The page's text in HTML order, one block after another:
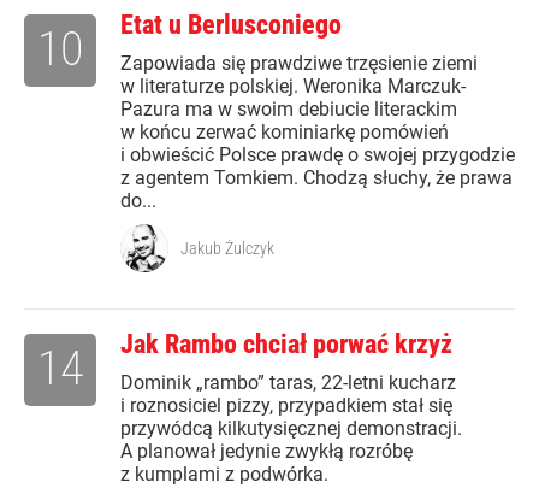
Etat u Berlusconiego
Zapowiada się prawdziwe trzęsienie ziemi
w literaturze polskiej. Weronika Marczuk-
Pazura ma w swoim debiucie literackim
w końcu zerwać kominiarkę pomówień
i obwieścić Polsce prawdę o swojej przygodzie
z agentem Tomkiem. Chodzą słuchy, że prawa
do...
10
Jakub Żulczyk
Jak Rambo chciał porwać krzyż
Dominik „rambo” taras, 22-letni kucharz
i roznosiciel pizzy, przypadkiem stał się
przywódcą kilkutysięcznej demonstracji.
A planował jedynie zwykłą rozróbę
z kumplami z podwórka.
14